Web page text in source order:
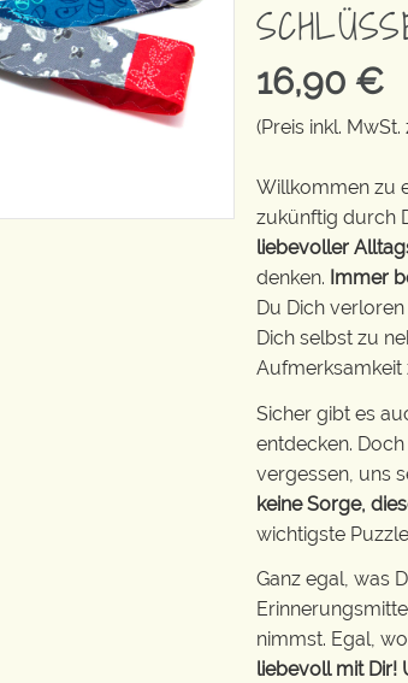
16,90 €
(Preis inkl. MwSt.
Willkommen zu
zukünftig durch
liebevoller
denken. Immer
Du Dich
Dich selbst zu
Aufmerksamkeit
Sicher gibt es
entdecken.
vergessen, uns
keine Sorge,
wichtigste
Ganz egal, was
nimmst. Egal,
liebevoll mit Dir!